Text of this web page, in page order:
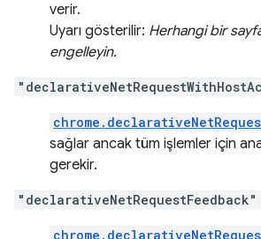
verir.
Uyarı gösterilir: Herhangi bir
engelleyin.
sağlar ancak tüm işlemler için
gerekir.
"declarativeNetRequestFeedback"